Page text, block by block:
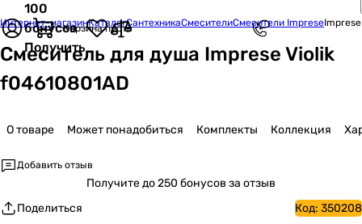
100
бонусов
Получить
Корзина пуста
Интернет-магазинКаталогСантехникаСмесителиСмесители Imprese
Смеситель для душа Imprese Violik
f04610801AD
О товаре Может понадобиться Комплекты Коллекция
Добавить отзыв
Получитедо 250 бонусов за отзыв
Поделиться
Код: 350208